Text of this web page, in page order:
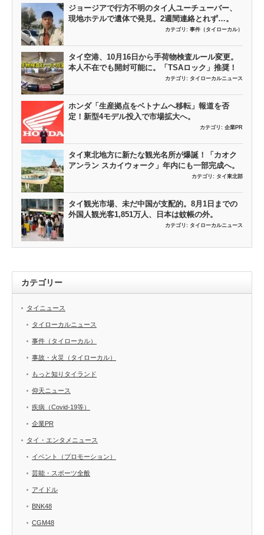
ジョージアで行方不明のタイ人ユーチューバー、
現地ホテルで遺体で発見。2週間連絡とれず…。
カテゴリ: 事件（タイローカル）
タイ空港、10月16日から手荷物検査ルール変更。
本人不在でも開封可能に。「TSAロック」推奨！
カテゴリ: タイローカルニュース
ホンダ「生産拠点をベトナムへ移転」報道を否
定！新型4モデル投入で市場拡大へ。
カテゴリ: 企業PR
タイ東北地方に新たな観光名所が爆誕！「カオク
アンラン スカイウォーク」年内にも一部完成へ。
カテゴリ: タイ東北部
タイ観光市場、未だ中国が支配的。8月1日までの
外国人観光客1,851万人、日本は蚊帳の外。
カテゴリ: タイローカルニュース
カテゴリー
タイニュース
タイローカルニュース
事件（タイローカル）
事故・火災（タイローカル）
もっと知りタイランド
仰天ニュース
疾病（Covid-19等）
企業PR
タイ・エンタメニュース
イベント（プロモーション）
芸能・スポーツ全般
アイドル
BNK48
CGM48